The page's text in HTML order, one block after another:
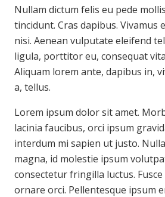
Nullam dictum felis eu pede
tincidunt. Cras dapibus. Vivamus
nisi. Aenean vulputate eleifend
ligula, porttitor eu, consequat
Aliquam lorem ante, dapibus in,
a, tellus.
Lorem ipsum dolor sit amet.
lacinia faucibus, orci ipsum
interdum mi sapien ut justo.
magna, id molestie ipsum
consectetur fringilla luctus.
ornare orci. Pellentesque ipsum